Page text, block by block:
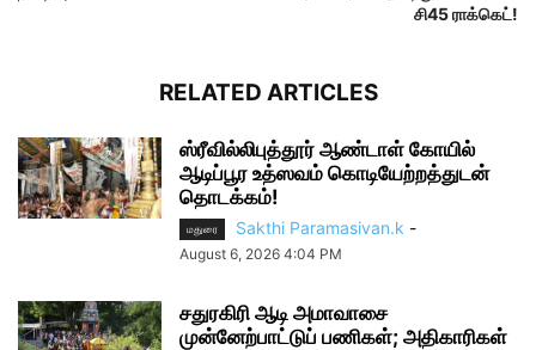
சி45 ராக்கெட்!
RELATED ARTICLES
ஸ்ரீவில்லிபுத்தூர் ஆண்டாள் கோயில்
ஆடிப்பூர உத்ஸவம் கொடியேற்றத்துடன்
தொடக்கம்!
மதுரை Sakthi Paramasivan.k -
August 6, 2026 4:04 PM
சதுரகிரி ஆடி அமாவாசை
முன்னேற்பாட்டுப் பணிகள்; அதிகாரிகள்